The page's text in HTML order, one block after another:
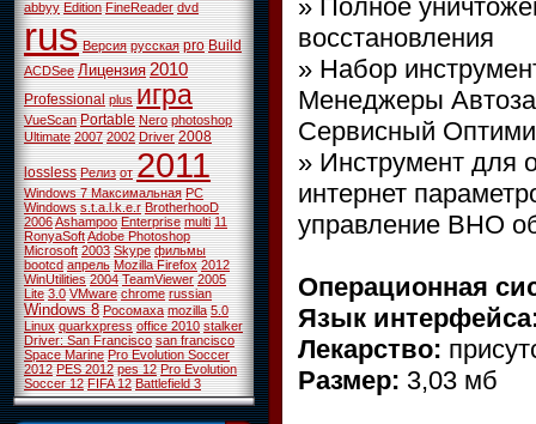
abbyy Edition FineReader dvd
rus Версия русская pro Build
ACDSee Лицензия 2010
Professional plus игра
VueScan Portable Nero photoshop
Ultimate 2007 2002 Driver 2008
lossless Релиз от 2011
Windows 7 Максимальная PC
Windows s.t.a.l.k.e.r BrotherhooD
2006Ashampoo Enterprise multi 11
RonyaSoftAdobe Photoshop
Microsoft 2003 Skype фильмы
bootcd апрель Mozilla Firefox 2012
WinUtilities 2004 TeamViewer 2005
Lite 3.0 VMware chrome russian
Windows 8 Росомаха mozilla 5.0
Linux quarkxpress office 2010 stalker
Driver: San Francisco san francisco
Space Marine Pro Evolution Soccer
2012 PES 2012 pes 12 Pro Evolution
Soccer 12 FIFA 12 Battlefield 3
» Полное
восстановления
» Набор
Менеджеры
Сервисный
» Инструмент для
интернет
управление BHO
Операционная
Язык
Лекарство:
Размер: 3,03 мб